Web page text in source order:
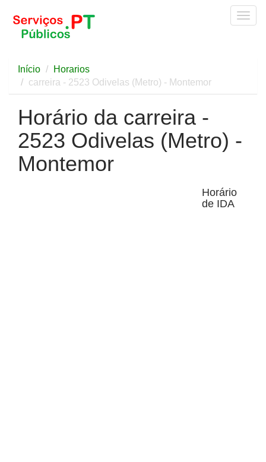
Início
Horarios
carreira - 2523 Odivelas (Metro) - Montemor
Horário da carreira -
2523 Odivelas (Metro) -
Montemor
Horário
de IDA